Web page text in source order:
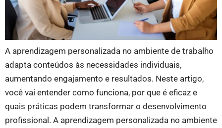
A aprendizagem personalizada no ambiente de trabalho
adapta conteúdos às necessidades individuais,
aumentando engajamento e resultados. Neste artigo,
você vai entender como funciona, por que é eficaz e
quais práticas podem transformar o desenvolvimento
profissional. A aprendizagem personalizada no ambiente